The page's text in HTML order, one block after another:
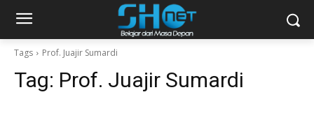
Tags Prof. Juajir Sumardi
Tag: Prof. Juajir Sumardi